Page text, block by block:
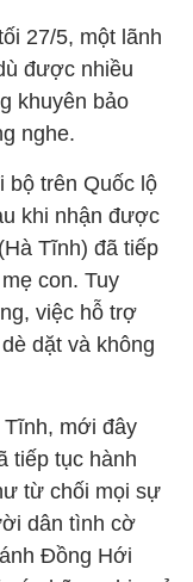
27/5, một lãnh
được nhiều
khuyên bảo
nghe.
bộ trên Quốc lộ
khi nhận được
Tĩnh) đã tiếp
con. Tuy
việc hỗ trợ
dặt và không
Tĩnh, mới đây
tiếp tục hành
từ chối mọi sự
dân tình cờ
Đồng Hới